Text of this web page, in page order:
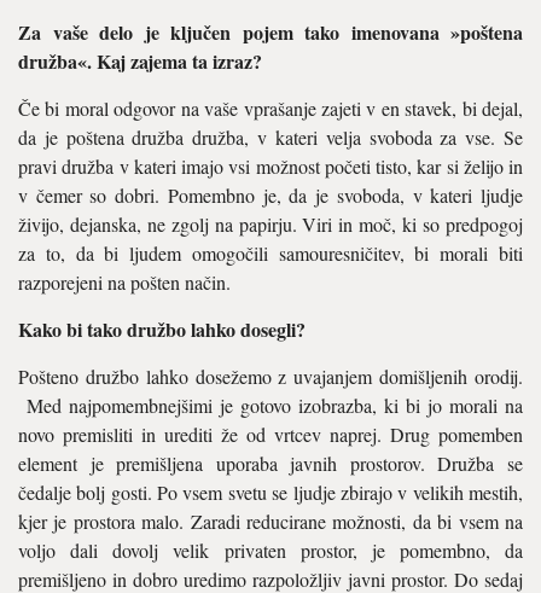
Za vaše delo je ključen pojem tako imenovana »poštena
družba«. Kaj zajema ta izraz?
Če bi moral odgovor na vaše vprašanje zajeti v en stavek, bi dejal,
da je poštena družba družba, v kateri velja svoboda za vse. Se
pravi družba v kateri imajo vsi možnost početi tisto, kar si želijo in
v čemer so dobri. Pomembno je, da je svoboda, v kateri ljudje
živijo, dejanska, ne zgolj na papirju. Viri in moč, ki so predpogoj
za to, da bi ljudem omogočili samouresničitev, bi morali biti
razporejeni na pošten način.
Kako bi tako družbo lahko dosegli?
Pošteno družbo lahko dosežemo z uvajanjem domišljenih orodij.
Med najpomembnejšimi je gotovo izobrazba, ki bi jo morali na
novo premisliti in urediti že od vrtcev naprej. Drug pomemben
element je premišljena uporaba javnih prostorov. Družba se
čedalje bolj gosti. Po vsem svetu se ljudje zbirajo v velikih mestih,
kjer je prostora malo. Zaradi reducirane možnosti, da bi vsem na
voljo dali dovolj velik privaten prostor, je pomembno, da
premišljeno in dobro uredimo razpoložljiv javni prostor. Do sedaj